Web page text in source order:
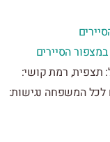
הסיירים
רמת קושי:
נגישות: